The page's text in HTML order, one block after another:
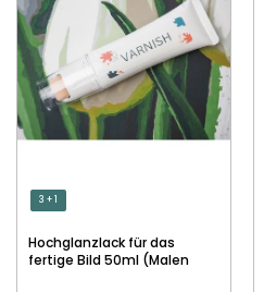
3 + 1
Hochglanzlack für das
fertige Bild 50ml (Malen